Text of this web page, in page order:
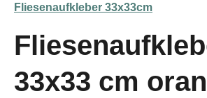
Fliesenaufkleber 33x33cm
33x33 cm